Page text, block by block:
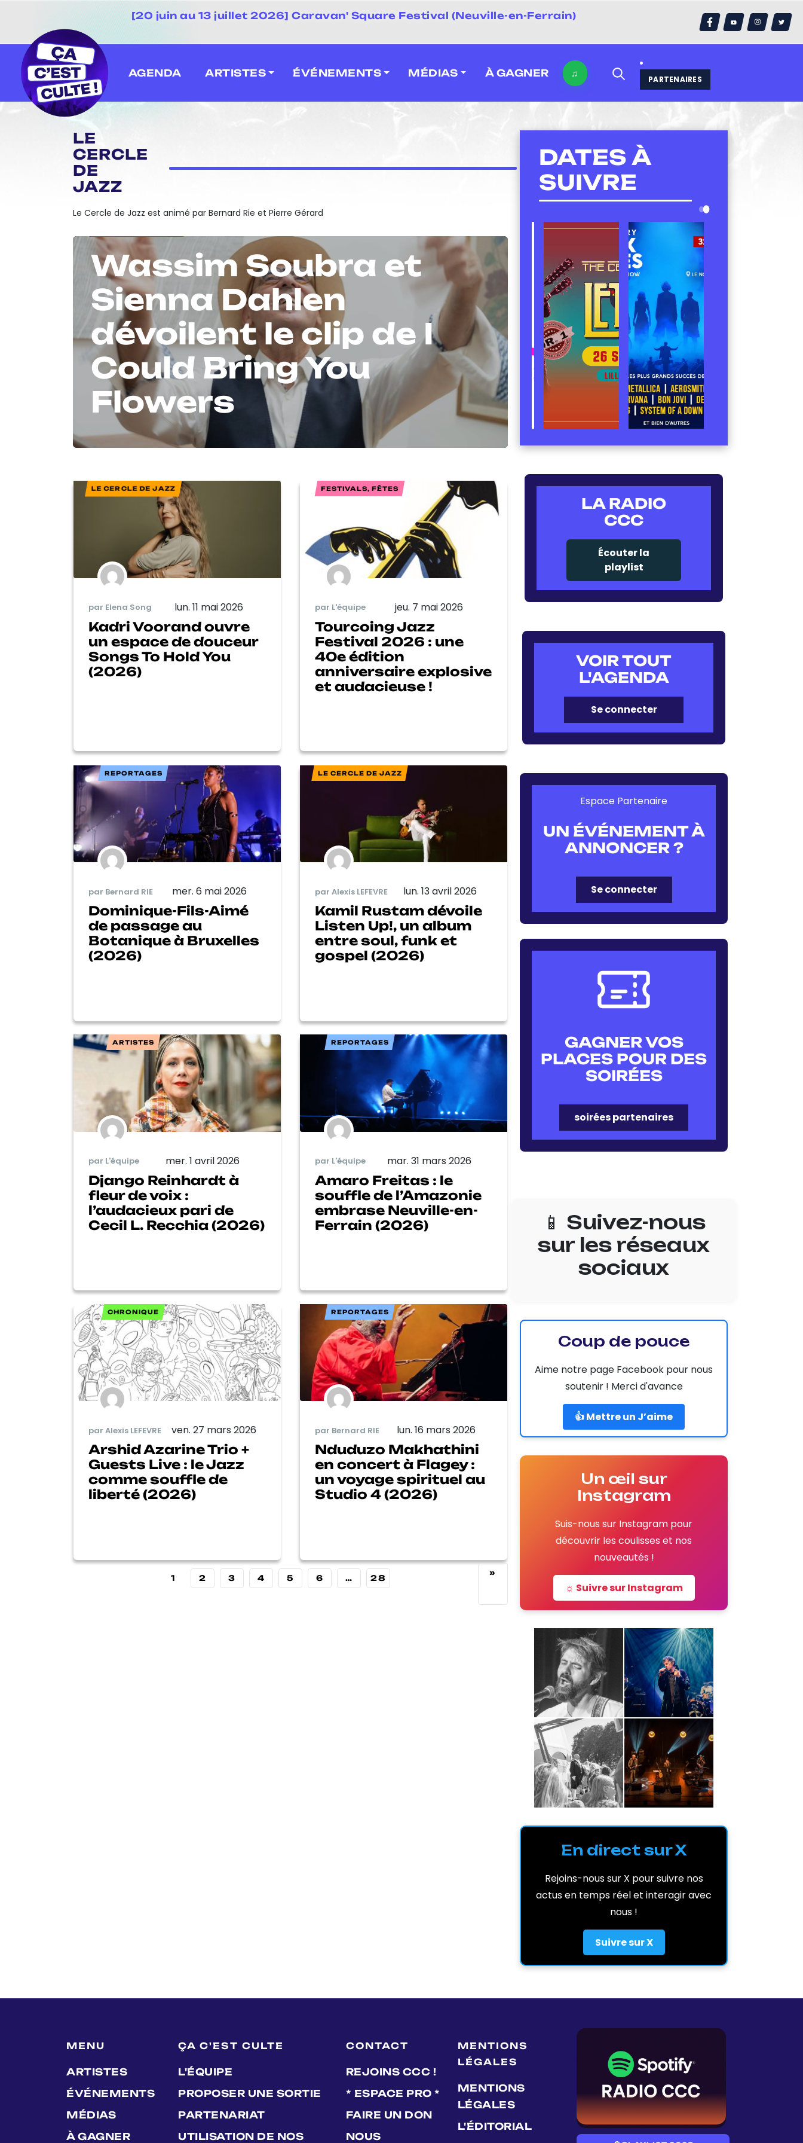
[20 juin au 13 juillet 2026] Caravan' Square Festival (Neuville-en-Ferrain)
AGENDA ARTISTES ÉVÉNEMENTS MÉDIAS À GAGNER ♫
PARTENAIRES
LE
CERCLE
DE
JAZZ
Le Cercle de Jazz est animé par Bernard Rie et Pierre Gérard
Wassim Soubra et
Sienna Dahlen
dévoilent le clip de I
Could Bring You
Flowers
LE CERCLE DE JAZZ
par Elena Song lun. 11 mai 2026
Kadri Voorand ouvre
un espace de douceur
Songs To Hold You
(2026)
FESTIVALS, FÊTES
par L'équipe jeu. 7 mai 2026
Tourcoing Jazz
Festival 2026 : une
40e édition
anniversaire explosive
et audacieuse !
REPORTAGES
par Bernard RIE mer. 6 mai 2026
Dominique-Fils-Aimé
de passage au
Botanique à Bruxelles
(2026)
LE CERCLE DE JAZZ
par Alexis LEFEVRE lun. 13 avril 2026
Kamil Rustam dévoile
Listen Up!, un album
entre soul, funk et
gospel (2026)
ARTISTES
par L'équipe mer. 1 avril 2026
Django Reinhardt à
fleur de voix :
l’audacieux pari de
Cecil L. Recchia (2026)
REPORTAGES
par L'équipe mar. 31 mars 2026
Amaro Freitas : le
souffle de l’Amazonie
embrase Neuville-en-
Ferrain (2026)
CHRONIQUE
par Alexis LEFEVRE ven. 27 mars 2026
Arshid Azarine Trio +
Guests Live : le Jazz
comme souffle de
liberté (2026)
REPORTAGES
par Bernard RIE lun. 16 mars 2026
Nduduzo Makhathini
en concert à Flagey :
un voyage spirituel au
Studio 4 (2026)
1 2 3 4 5 6 … 28
»
DATES À
SUIVRE
LA RADIO
CCC
Écouter la
playlist
VOIR TOUT
L'AGENDA
Se connecter
Espace Partenaire
UN ÉVÉNEMENT À
ANNONCER ?
Se connecter
GAGNER VOS
PLACES POUR DES
SOIRÉES
soirées partenaires
📱 Suivez-nous
sur les réseaux
sociaux
Coup de pouce
Aime notre page Facebook pour nous
soutenir ! Merci d'avance
👍 Mettre un J’aime
Un œil sur
Instagram
Suis-nous sur Instagram pour
découvrir les coulisses et nos
nouveautés !
☼ Suivre sur Instagram
En direct sur X
Rejoins-nous sur X pour suivre nos
actus en temps réel et interagir avec
nous !
Suivre sur X
MENU
ARTISTES
ÉVÉNEMENTS
MÉDIAS
À GAGNER
ÇA C'EST CULTE
L'ÉQUIPE
PROPOSER UNE SORTIE
PARTENARIAT
UTILISATION DE NOS
CONTACT
REJOINS CCC !
* ESPACE PRO *
FAIRE UN DON
NOUS
MENTIONS
LÉGALES
MENTIONS
LÉGALES
L'ÉDITORIAL